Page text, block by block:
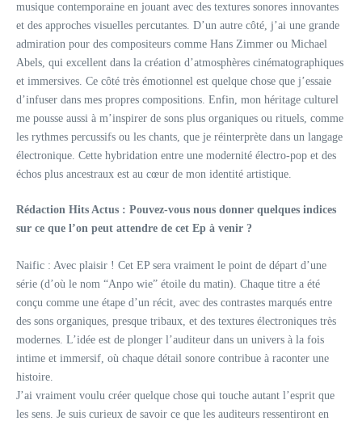
musique contemporaine en jouant avec des textures sonores innovantes
et des approches visuelles percutantes. D’un autre côté, j’ai une grande
admiration pour des compositeurs comme Hans Zimmer ou Michael
Abels, qui excellent dans la création d’atmosphères cinématographiques
et immersives. Ce côté très émotionnel est quelque chose que j’essaie
d’infuser dans mes propres compositions. Enfin, mon héritage culturel
me pousse aussi à m’inspirer de sons plus organiques ou rituels, comme
les rythmes percussifs ou les chants, que je réinterprète dans un langage
électronique. Cette hybridation entre une modernité électro-pop et des
échos plus ancestraux est au cœur de mon identité artistique.
Rédaction Hits Actus : Pouvez-vous nous donner quelques indices
sur ce que l’on peut attendre de cet Ep à venir ?
Naific : Avec plaisir ! Cet EP sera vraiment le point de départ d’une
série (d’où le nom “Anpo wie” étoile du matin). Chaque titre a été
conçu comme une étape d’un récit, avec des contrastes marqués entre
des sons organiques, presque tribaux, et des textures électroniques très
modernes. L’idée est de plonger l’auditeur dans un univers à la fois
intime et immersif, où chaque détail sonore contribue à raconter une
histoire.
J’ai vraiment voulu créer quelque chose qui touche autant l’esprit que
les sens. Je suis curieux de savoir ce que les auditeurs ressentiront en